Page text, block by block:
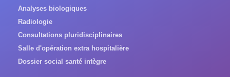
Analyses biologiques
Radiologie
Consultations pluridisciplinaires
Salle d'opération extra hospitalière
Dossier social santé intègre